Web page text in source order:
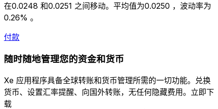
在0.0248 和0.0251 之间移动。平均值为0.0250 ，波动率为
0.26% 。
付款
随时随地管理您的资金和货币
Xe 应用程序具备全球转账和货币管理所需的一切功能。兑换
货币、设置汇率提醒、向国外转账，无任何隐藏费用。立即下
载